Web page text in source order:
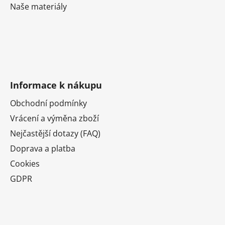
Naše materiály
Informace k nákupu
Obchodní podmínky
Vrácení a výměna zboží
Nejčastější dotazy (FAQ)
Doprava a platba
Cookies
GDPR